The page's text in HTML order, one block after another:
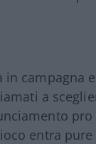
in campagna
a
pro
entra pure